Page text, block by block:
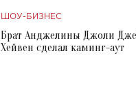
ШОУ-БИЗНЕС
Брат Анджелины Джоли
Хейвен сделал каминг-аут